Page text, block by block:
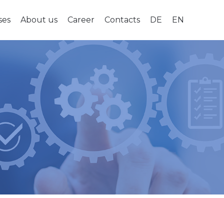
About us Career Contacts DE EN